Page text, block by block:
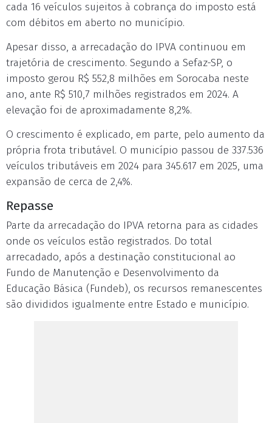
cada 16 veículos sujeitos à cobrança do imposto está
com débitos em aberto no município.
Apesar disso, a arrecadação do IPVA continuou em
trajetória de crescimento. Segundo a Sefaz-SP, o
imposto gerou R$ 552,8 milhões em Sorocaba neste
ano, ante R$ 510,7 milhões registrados em 2024. A
elevação foi de aproximadamente 8,2%.
O crescimento é explicado, em parte, pelo aumento da
própria frota tributável. O município passou de 337.536
veículos tributáveis em 2024 para 345.617 em 2025, uma
expansão de cerca de 2,4%.
Repasse
Parte da arrecadação do IPVA retorna para as cidades
onde os veículos estão registrados. Do total
arrecadado, após a destinação constitucional ao
Fundo de Manutenção e Desenvolvimento da
Educação Básica (Fundeb), os recursos remanescentes
são divididos igualmente entre Estado e município.